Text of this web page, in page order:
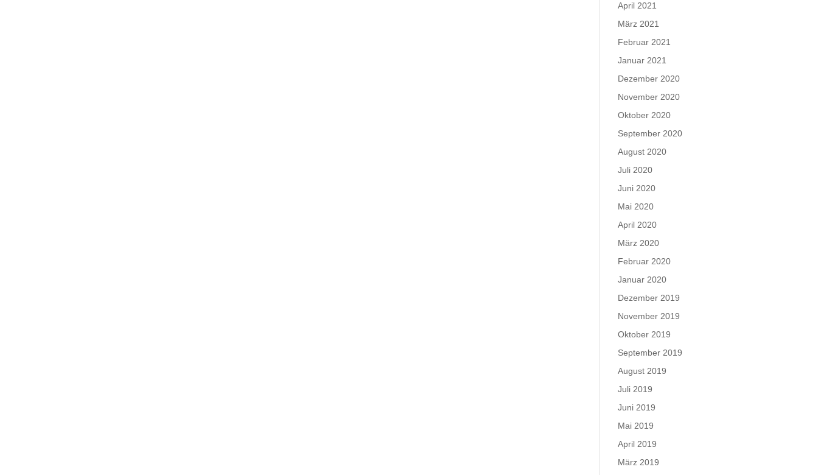
April 2021
März 2021
Februar 2021
Januar 2021
Dezember 2020
November 2020
Oktober 2020
September 2020
August 2020
Juli 2020
Juni 2020
Mai 2020
April 2020
März 2020
Februar 2020
Januar 2020
Dezember 2019
November 2019
Oktober 2019
September 2019
August 2019
Juli 2019
Juni 2019
Mai 2019
April 2019
März 2019